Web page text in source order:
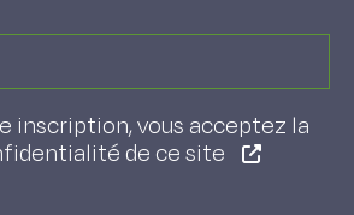
inscription, vous acceptez la
de ce site